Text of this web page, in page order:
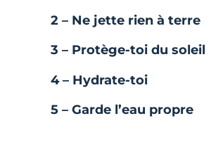
2 – Ne jette rien à terre
3 – Protège-toi du soleil
4 – Hydrate-toi
5 – Garde l’eau propre